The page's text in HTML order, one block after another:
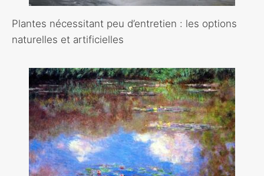
Plantes nécessitant peu d’entretien : les options
naturelles et artificielles